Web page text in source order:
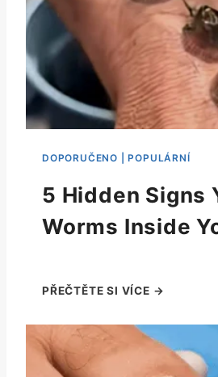
5 Hidden Signs
Worms Inside